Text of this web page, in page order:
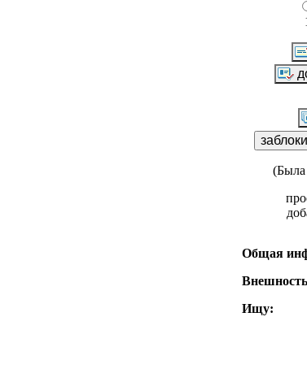
(Была
Общая
Ищу: